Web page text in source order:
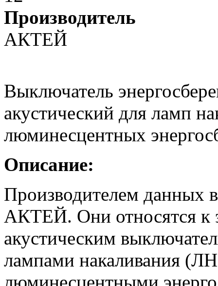
Производитель
АКТЕЙ
Выключатель
акустический для ламп
люминесцентных
Описание:
Производителем данных
АКТЕЙ. Они относятся к
акустическим
лампами накаливания